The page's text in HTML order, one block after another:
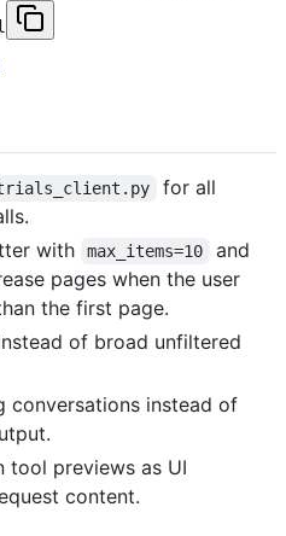
for all
with
max_items=10 and
pages when the user
the first page.
of broad unfiltered
conversations instead of
tool previews as UI
content.